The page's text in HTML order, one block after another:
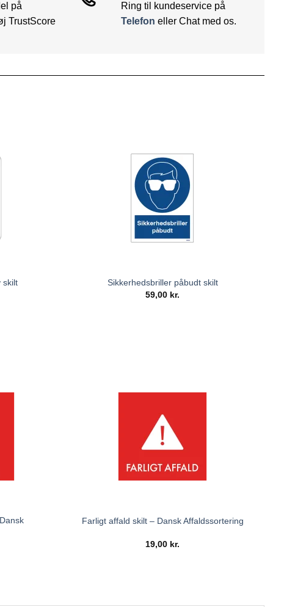
på
TrustScore
Ring til kundeservice på
Telefon eller Chat med os.
skilt
Sikkerhedsbriller påbudt skilt
59,00 kr.
Farligt affald skilt – Dansk Affaldssortering
19,00 kr.